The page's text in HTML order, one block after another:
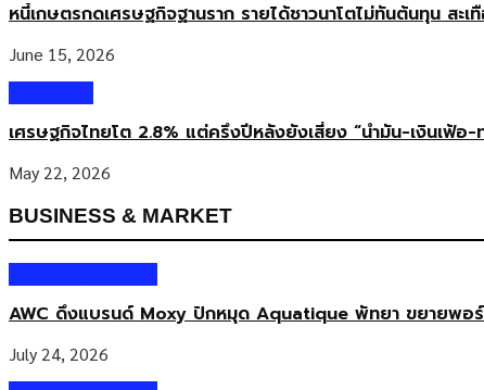
หนี้เกษตรกดเศรษฐกิจฐานราก รายได้ชาวนาโตไม่ทันต้นทุน สะ
June 15, 2026
เศรษฐกิจไทยโต 2.8% แต่ครึ่งปีหลังยังเสี่ยง “น้ำมัน-เงินเฟ้อ
May 22, 2026
BUSINESS & MARKET
AWC ดึงแบรนด์ Moxy ปักหมุด Aquatique พัทยา ขยายพอร์
July 24, 2026